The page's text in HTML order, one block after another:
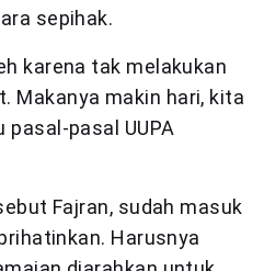
sepihak.
karena tak melakukan
Makanya makin hari, kita
pasal UUPA
Fajran, sudah masuk
Harusnya